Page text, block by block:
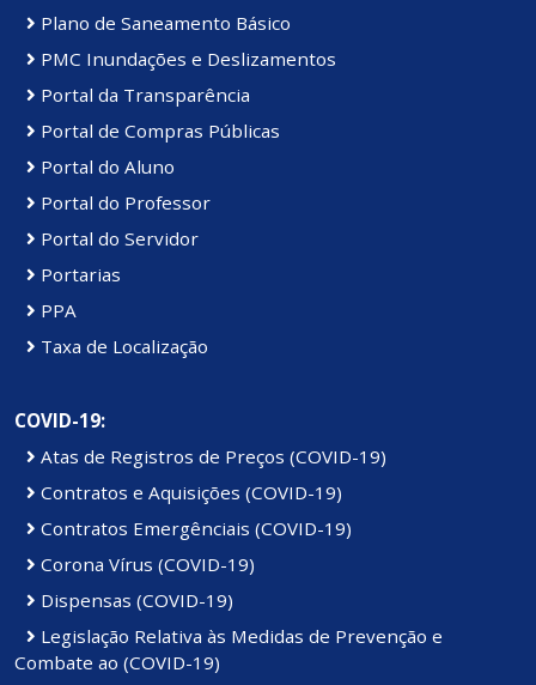
Plano de Saneamento Básico
PMC Inundações e Deslizamentos
Portal da Transparência
Portal de Compras Públicas
Portal do Aluno
Portal do Professor
Portal do Servidor
Portarias
PPA
Taxa de Localização
COVID-19:
Atas de Registros de Preços (COVID-19)
Contratos e Aquisições (COVID-19)
Contratos Emergênciais (COVID-19)
Corona Vírus (COVID-19)
Dispensas (COVID-19)
Legislação Relativa às Medidas de Prevenção e
Combate ao (COVID-19)